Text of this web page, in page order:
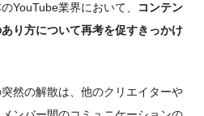
YouTube業界において、
コンテン
り方について再考を促すきっかけ
然の解散は、他のクリエイターや